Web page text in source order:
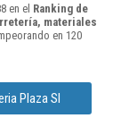
en el Ranking de
materiales
en 120
Plaza Sl